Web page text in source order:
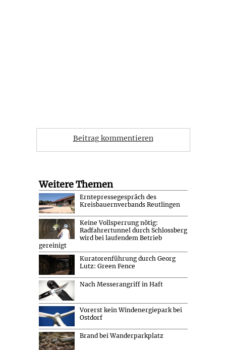
Beitrag kommentieren
Weitere Themen
Erntepressegespräch des
Kreisbauernverbands Reutlingen
Keine Vollsperrung nötig:
Radfahrertunnel durch Schlossberg
wird bei laufendem Betrieb
gereinigt
Kuratorenführung durch Georg
Lutz: Green Fence
Nach Messerangriff in Haft
Vorerst kein Windenergiepark bei
Ostdorf
Brand bei Wanderparkplatz